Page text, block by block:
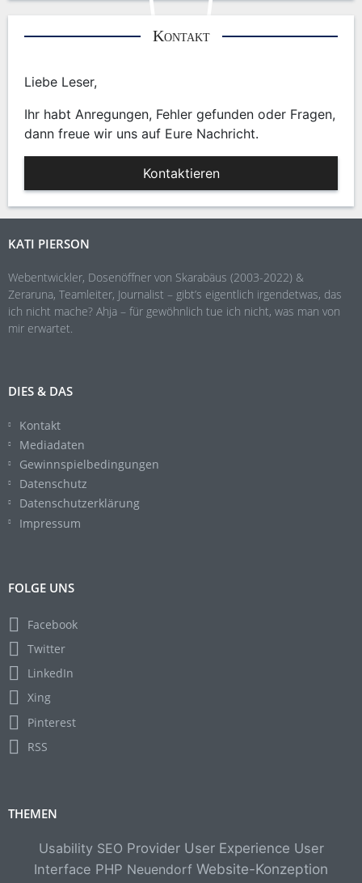
Kontakt
Liebe Leser,
Ihr habt Anregungen, Fehler gefunden oder Fragen,
dann freue wir uns auf Eure Nachricht.
Kontaktieren
KATI PIERSON
Webentwickler, Dosenöffner von Skarabäus (2003-2022) &
Zeraruna, Teamleiter, Journalist – gibt’s eigentlich irgendetwas, das
ich nicht mache? Ahja – für gewöhnlich tue ich nicht, was man von
mir erwartet.
DIES & DAS
Kontakt
Mediadaten
Gewinnspielbedingungen
Datenschutz
Datenschutzerklärung
Impressum
FOLGE UNS
Facebook
Twitter
LinkedIn
Xing
Pinterest
RSS
THEMEN
Usability SEO Provider User Experience User
Interface PHP Neuendorf Website-Konzeption